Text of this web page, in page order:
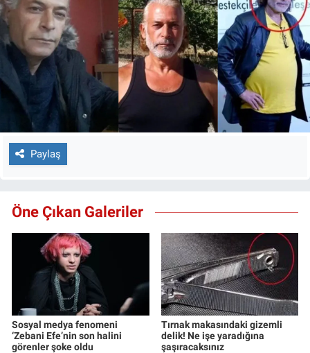
Paylaş
Öne Çıkan Galeriler
Sosyal medya fenomeni
‘Zebani Efe’nin son halini
görenler şoke oldu
Tırnak makasındaki gizemli
delik! Ne işe yaradığına
şaşıracaksınız